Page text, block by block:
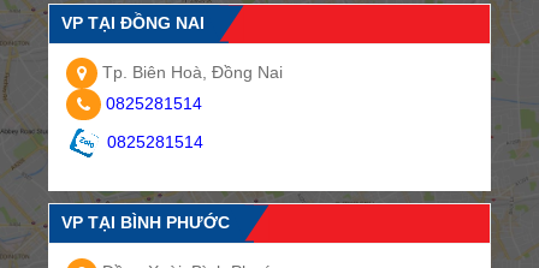
VP TẠI ĐỒNG NAI
Tp. Biên Hoà, Đồng Nai
0825281514
0825281514
VP TẠI BÌNH PHƯỚC